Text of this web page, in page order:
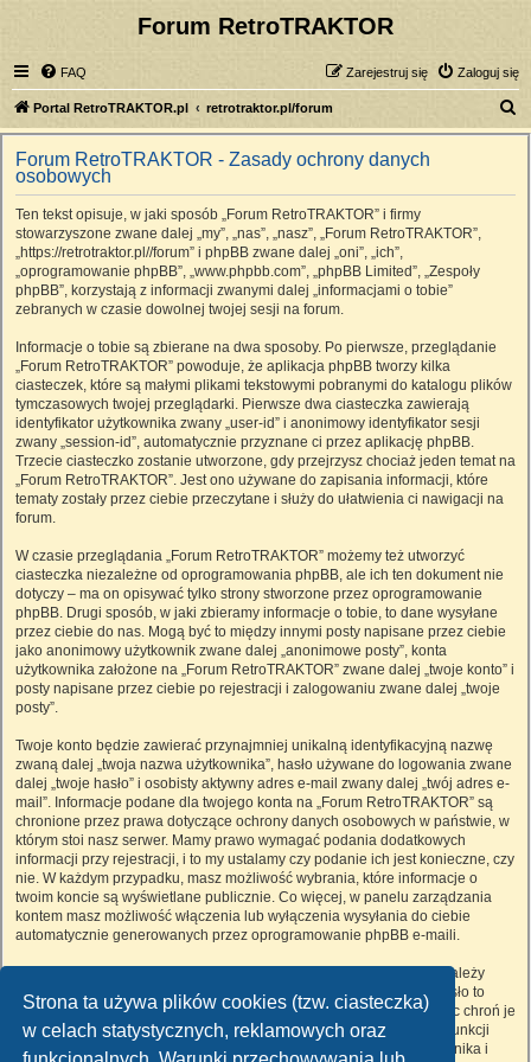
Strona ta używa plików cookies (tzw. ciasteczka)
w celach statystycznych, reklamowych oraz
Forum RetroTRAKTOR
FAQ Zaloguj się
Zarejestruj się
Portal RetroTRAKTOR.pl retrotraktor.pl/forum
z
Forum RetroTRAKTOR - Zasady ochrony danych
osobowych
Ten tekst opisuje, w jaki sposób „Forum RetroTRAKTOR” i firmy
stowarzyszone zwane dalej „my”, „nas”, „nasz”, „Forum RetroTRAKTOR”,
„https://retrotraktor.pl//forum” i phpBB zwane dalej „oni”, „ich”,
„oprogramowanie phpBB”, „www.phpbb.com”, „phpBB Limited”, „Zespoły
phpBB”, korzystają z informacji zwanymi dalej „informacjami o tobie”
zebranych w czasie dowolnej twojej sesji na forum.
Informacje o tobie są zbierane na dwa sposoby. Po pierwsze, przeglądanie
„Forum RetroTRAKTOR” powoduje, że aplikacja phpBB tworzy kilka
ciasteczek, które są małymi plikami tekstowymi pobranymi do katalogu plików
tymczasowych twojej przeglądarki. Pierwsze dwa ciasteczka zawierają
identyfikator użytkownika zwany „user-id” i anonimowy identyfikator sesji
zwany „session-id”, automatycznie przyznane ci przez aplikację phpBB.
Trzecie ciasteczko zostanie utworzone, gdy przejrzysz chociaż jeden temat na
„Forum RetroTRAKTOR”. Jest ono używane do zapisania informacji, które
tematy zostały przez ciebie przeczytane i służy do ułatwienia ci nawigacji na
forum.
W czasie przeglądania „Forum RetroTRAKTOR” możemy też utworzyć
ciasteczka niezależne od oprogramowania phpBB, ale ich ten dokument nie
dotyczy – ma on opisywać tylko strony stworzone przez oprogramowanie
phpBB. Drugi sposób, w jaki zbieramy informacje o tobie, to dane wysyłane
przez ciebie do nas. Mogą być to między innymi posty napisane przez ciebie
jako anonimowy użytkownik zwane dalej „anonimowe posty”, konta
użytkownika założone na „Forum RetroTRAKTOR” zwane dalej „twoje konto” i
posty napisane przez ciebie po rejestracji i zalogowaniu zwane dalej „twoje
posty”.
Twoje konto będzie zawierać przynajmniej unikalną identyfikacyjną nazwę
zwaną dalej „twoja nazwa użytkownika”, hasło używane do logowania zwane
dalej „twoje hasło” i osobisty aktywny adres e-mail zwany dalej „twój adres e-
mail”. Informacje podane dla twojego konta na „Forum RetroTRAKTOR” są
chronione przez prawa dotyczące ochrony danych osobowych w państwie, w
którym stoi nasz serwer. Mamy prawo wymagać podania dodatkowych
informacji przy rejestracji, i to my ustalamy czy podanie ich jest konieczne, czy
nie. W każdym przypadku, masz możliwość wybrania, które informacje o
twoim koncie są wyświetlane publicznie. Co więcej, w panelu zarządzania
kontem masz możliwość włączenia lub wyłączenia wysyłania do ciebie
automatycznie generowanych przez oprogramowanie phpBB e-maili.
Twoje hasło jest zaszyfrowane, więc jest bezpieczne, niemniej nie należy
używać tego samego hasła na różnych witrynach internetowych. Hasło to
umożliwia dostęp do twojego konta na „Forum RetroTRAKTOR”, więc chroń je
i w żadnym wypadku nie podawajnikomu. Jeśli je zapomnisz, użyj funkcji
„Nie pamiętam hasła”. Witryna poprosi cię o podanie nazwy użytkownika i